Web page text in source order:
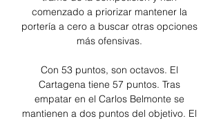
comenzado a priorizar mantener la
portería a cero a buscar otras opciones
más ofensivas.
Con 53 puntos, son octavos. El
Cartagena tiene 57 puntos. Tras
empatar en el Carlos Belmonte se
mantienen a dos puntos del objetivo. El